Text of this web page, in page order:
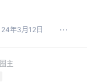
24年3月12日
圈主